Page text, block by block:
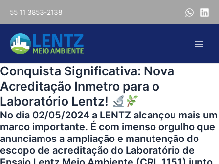
para
o
conteúdo
55 11 3853-2138
Conquista Significativa: Nova
Acreditação Inmetro para o
Laboratório Lentz!
No dia 02/05/2024 a LENTZ alcançou mais um
marco importante. É com imenso orgulho que
anunciamos a ampliação e manutenção do
escopo de acreditação do Laboratório de